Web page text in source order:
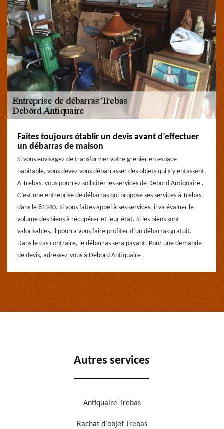
Faites toujours établir un devis avant d’effectuer
un débarras de maison
Si vous envisagez de transformer votre grenier en espace
habitable, vous devez vous débarrasser des objets qui s’y entassent.
A Trebas, vous pourrez solliciter les services de Debord Antiquaire .
C’est une entreprise de débarras qui propose ses services à Trebas,
dans le 81340. Si vous faites appel à ses services, il va évaluer le
volume des biens à récupérer et leur état. Si les biens sont
valorisables, il pourra vous faire profiter d’un débarras gratuit.
Dans le cas contraire, le débarras sera payant. Pour une demande
de devis, adressez-vous à Debord Antiquaire .
Autres services
Antiquaire Trebas
Rachat d'objet Trebas